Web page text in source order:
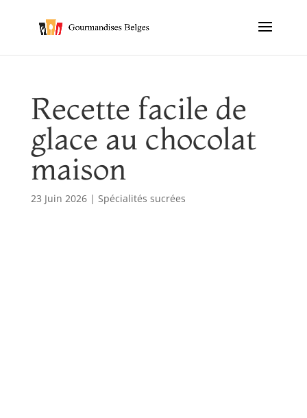
Recette facile de
glace au chocolat
maison
23 Juin 2026| Spécialités sucrées